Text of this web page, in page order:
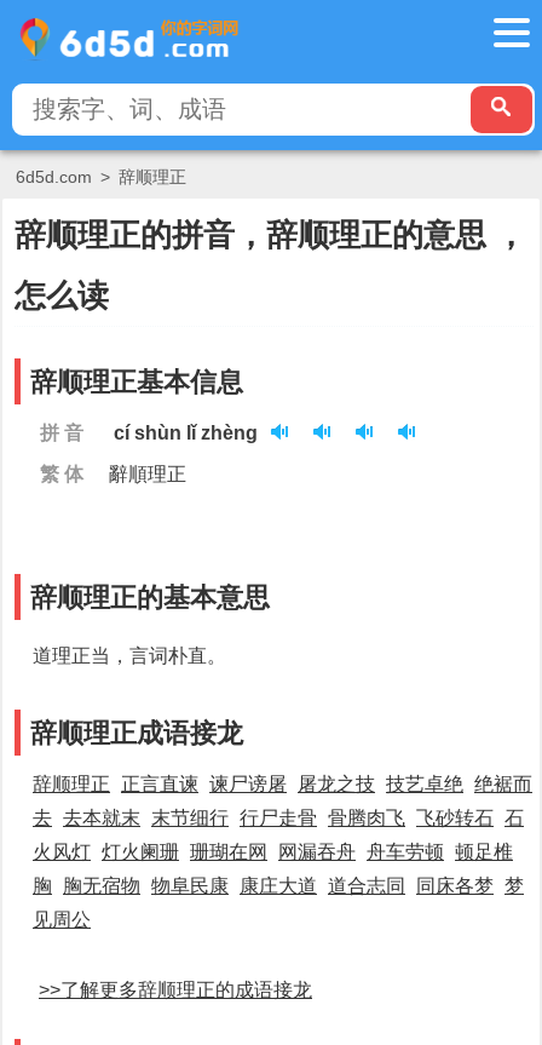
6d5d.com > 辞顺理正
辞顺理正的拼音，辞顺理正的意思 ，
怎么读
辞顺理正基本信息
拼 音
cí shùn lǐ zhèng
繁 体
辭順理正
辞顺理正的基本意思
道理正当，言词朴直。
辞顺理正成语接龙
辞顺理正 正言直谏 谏尸谤屠 屠龙之技 技艺卓绝 绝裾而
去 去本就末 末节细行 行尸走骨 骨腾肉飞 飞砂转石 石
火风灯 灯火阑珊 珊瑚在网 网漏吞舟 舟车劳顿 顿足椎
胸
胸无宿物 物阜民康 康庄大道 道合志同 同床各梦 梦
见周公
>>了解更多辞顺理正的成语接龙